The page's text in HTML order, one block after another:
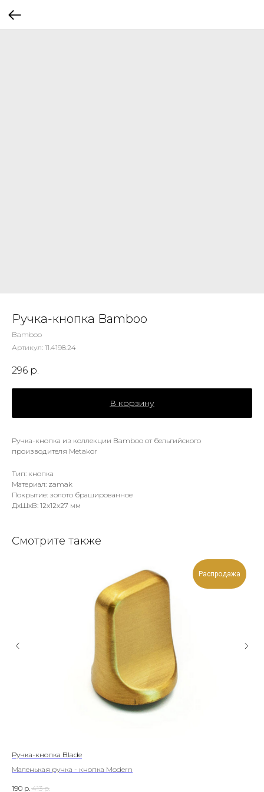
Ручка-кнопка Bamboo
Bamboo
Артикул: 11.4198.24
296 р.
В корзину
Ручка-кнопка из коллекции Bamboo от бельгийского
производителя Metakor
Тип: кнопка
Материал: zamak
Покрытие: золото брашированное
ДxШxВ: 12x12x27 мм
Смотрите также
Распродажа
Ручка-кнопка Blade
Маленькая ручка - кнопка Modern
190 р. 413 р.